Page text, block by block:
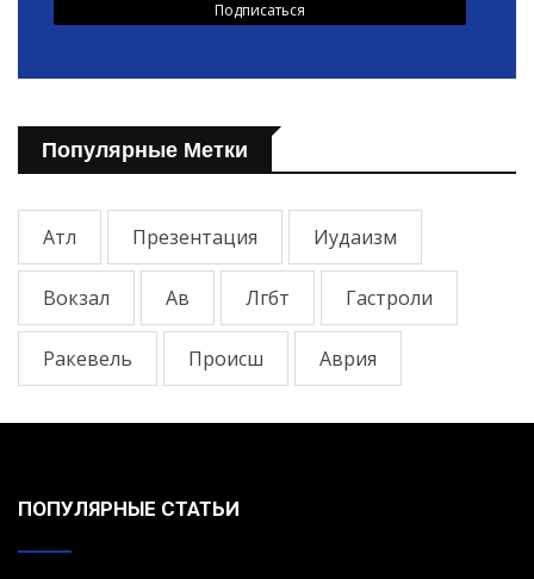
Популярные Метки
Атл Презентация Иудаизм
Вокзал Ав Лгбт Гастроли
Ракевель Происш Аврия
ПОПУЛЯРНЫЕ СТАТЬИ